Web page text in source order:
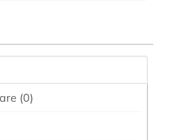
Anwendungssoftware (0)